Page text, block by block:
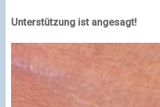
Unterstützung ist angesagt!